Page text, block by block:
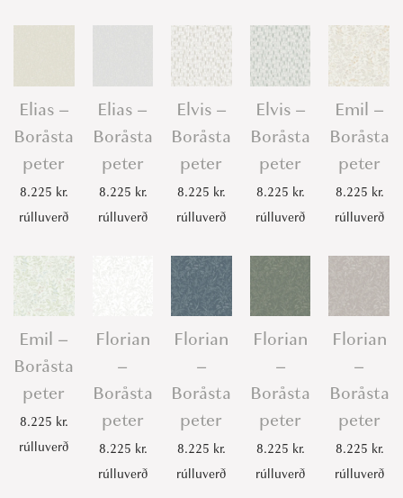
Elias –
Boråsta
peter
8.225 kr.
rúlluverð
Elias –
Boråsta
peter
8.225 kr.
rúlluverð
Elvis –
Boråsta
peter
8.225 kr.
rúlluverð
Elvis –
Boråsta
peter
8.225 kr.
rúlluverð
Emil –
Boråsta
peter
8.225 kr.
rúlluverð
Emil –
Boråsta
peter
8.225 kr.
rúlluverð
Florian
–
Boråsta
peter
8.225 kr.
rúlluverð
Florian
–
Boråsta
peter
8.225 kr.
rúlluverð
Florian
–
Boråsta
peter
8.225 kr.
rúlluverð
Florian
–
Boråsta
peter
8.225 kr.
rúlluverð